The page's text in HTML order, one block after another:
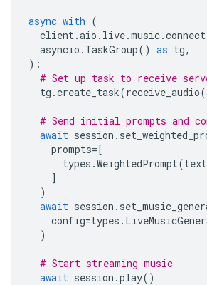
async with (
client.aio . live.music.connect
asyncio . TaskGroup() as tg,
):
# Set up task to receive
tg .create_task(receive_audio(
# Send initial prompts and
await session .
prompts=[
types .WeightedPrompt(text
]
)
await session .
config=types .
)
# Start streaming music
await session .play()